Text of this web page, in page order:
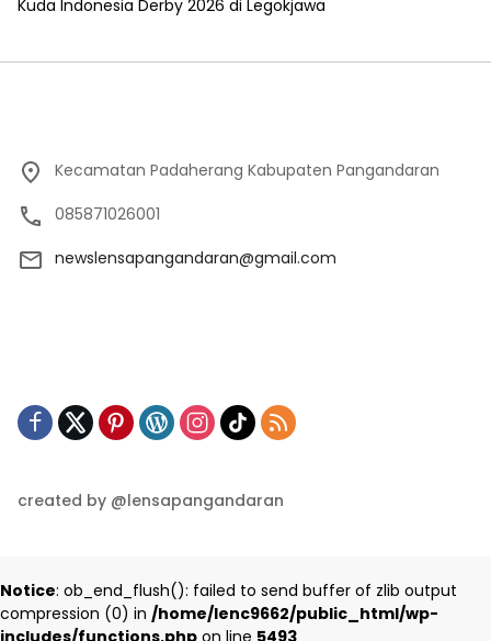
Kuda Indonesia Derby 2026 di Legokjawa
Kecamatan Padaherang Kabupaten Pangandaran
085871026001
newslensapangandaran@gmail.com
created by @lensapangandaran
Notice: ob_end_flush(): failed to send buffer of zlib output
compression (0) in /home/lenc9662/public_html/wp-
includes/functions.php on line 5493